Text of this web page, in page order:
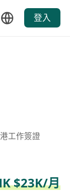
登入
工作簽證
$23K/月